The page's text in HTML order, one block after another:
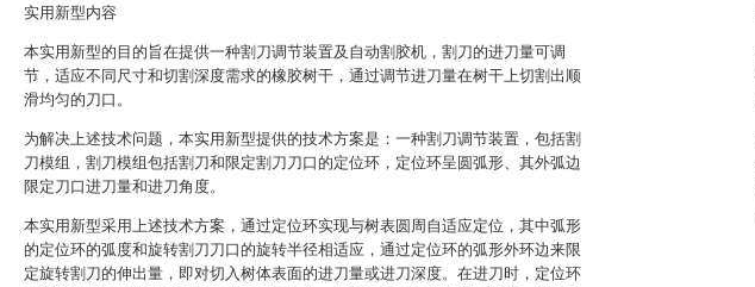
实用新型内容
本实用新型的目的旨在提供一种割刀调节装置及自动割胶机，割刀的进刀量可调
节，适应不同尺寸和切割深度需求的橡胶树干，通过调节进刀量在树干上切割出顺
滑均匀的刀口。
为解决上述技术问题，本实用新型提供的技术方案是：一种割刀调节装置，包括割
刀模组，割刀模组包括割刀和限定割刀刀口的定位环，定位环呈圆弧形、其外弧边
限定刀口进刀量和进刀角度。
本实用新型采用上述技术方案，通过定位环实现与树表圆周自适应定位，其中弧形
的定位环的弧度和旋转割刀刀口的旋转半径相适应，通过定位环的弧形外环边来限
定旋转割刀的伸出量，即对切入树体表面的进刀量或进刀深度。在进刀时，定位环